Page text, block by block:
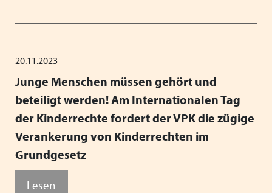
20.11.2023
Junge Menschen müssen gehört und
beteiligt werden! Am Internationalen Tag
der Kinderrechte fordert der VPK die zügige
Verankerung von Kinderrechten im
Grundgesetz
Lesen